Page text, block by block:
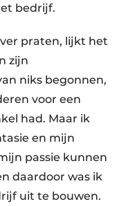
bedrijf.
praten, lijkt het
zijn
niks begonnen,
voor een
had. Maar ik
en mijn
passie kunnen
daardoor was ik
uit te bouwen.